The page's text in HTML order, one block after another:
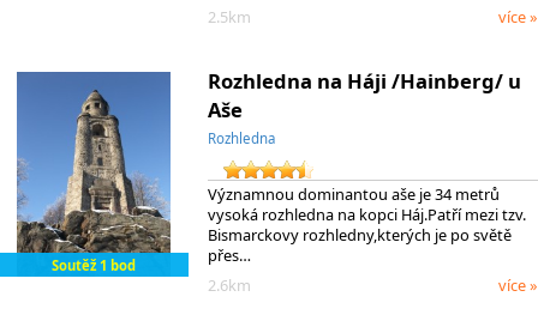
2.5km
více »
Soutěž 1 bod
Rozhledna na Háji /Hainberg/ u
Aše
Rozhledna
Významnou dominantou aše je 34 metrů
vysoká rozhledna na kopci Háj.Patří mezi tzv.
Bismarckovy rozhledny,kterých je po světě
přes…
2.6km
více »